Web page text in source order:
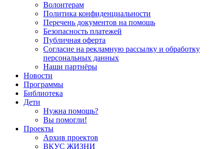
Волонтерам
Политика конфиденциальности
Перечень документов на помощь
Безопасность платежей
Публичная оферта
Согласие на рекламную рассылку и обработку
персональных данных
Наши партнёры
Новости
Программы
Библиотека
Дети
Нужна помощь?
Вы помогли!
Проекты
Архив проектов
ВКУС ЖИЗНИ